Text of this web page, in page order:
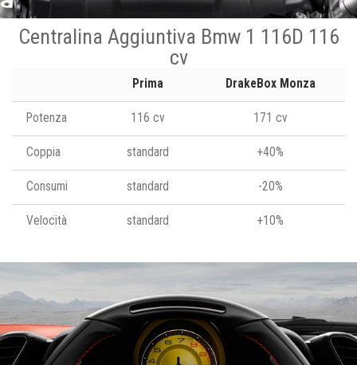
Centralina Aggiuntiva Bmw 1 116D 116
cv
Prima DrakeBox Monza
Potenza 116 cv 171 cv
Coppia standard +40%
Consumi standard -20%
Velocità standard +10%